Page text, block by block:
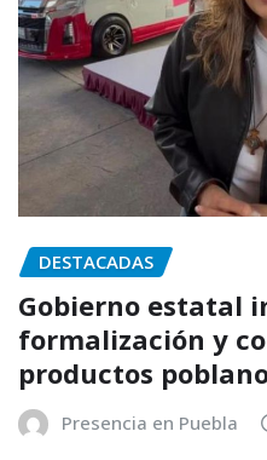
DESTACADAS
Gobierno estatal
formalización y
productos
Presencia en Puebla